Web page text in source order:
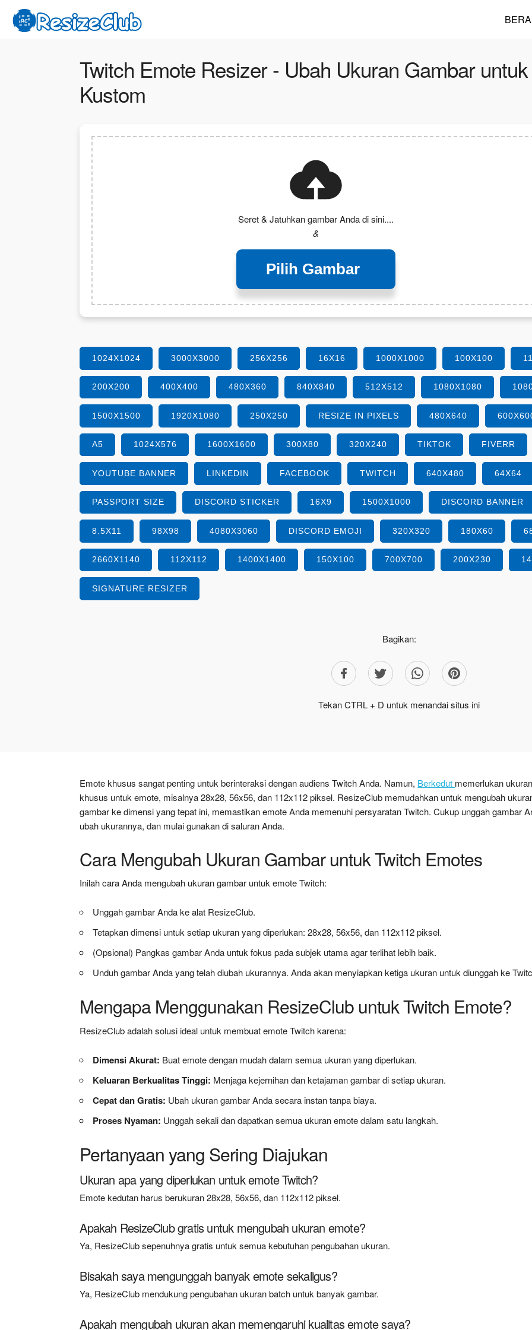
Twitch Emote Resizer - Ubah Ukuran Gambar
Kustom
Seret & Jatuhkan gambar Anda di sini....
&
Pilih Gambar
1024X1024 3000X3000 256X256 16X16 1000X1000 100X100
200X200 400X400 480X360 840X840 512X512 1080X1080
1500X1500 1920X1080 250X250 RESIZE IN PIXELS 480X640
A5 1024X576 1600X1600 300X80 320X240 TIKTOK FIVERR
YOUTUBE BANNER LINKEDIN FACEBOOK TWITCH 640X480 64X64
PASSPORT SIZE DISCORD STICKER 16X9 1500X1000 DISCORD BANNER
8.5X11 98X98 4080X3060 DISCORD EMOJI 320X320 180X60
2660X1140 112X112 1400X1400 150X100 700X700 200X230
SIGNATURE RESIZER
Bagikan:
Tekan CTRL + D untuk menandai situs ini
Emote khusus sangat penting untuk berinteraksi dengan audiens Twitch Anda. Namun, Berkedut memerlukan ukuran
khusus untuk emote, misalnya 28x28, 56x56, dan 112x112 piksel. ResizeClub memudahkan untuk mengubah
gambar ke dimensi yang tepat ini, memastikan emote Anda memenuhi persyaratan Twitch. Cukup unggah gambar
ubah ukurannya, dan mulai gunakan di saluran Anda.
Cara Mengubah Ukuran Gambar untuk Twitch Emotes
Inilah cara Anda mengubah ukuran gambar untuk emote Twitch:
Unggah gambar Anda ke alat ResizeClub.
Tetapkan dimensi untuk setiap ukuran yang diperlukan: 28x28, 56x56, dan 112x112 piksel.
(Opsional) Pangkas gambar Anda untuk fokus pada subjek utama agar terlihat lebih baik.
Unduh gambar Anda yang telah diubah ukurannya. Anda akan menyiapkan ketiga ukuran untuk diunggah ke
Mengapa Menggunakan ResizeClub untuk Twitch Emote?
ResizeClub adalah solusi ideal untuk membuat emote Twitch karena:
Dimensi Akurat: Buat emote dengan mudah dalam semua ukuran yang diperlukan.
Keluaran Berkualitas Tinggi: Menjaga kejernihan dan ketajaman gambar di setiap ukuran.
Cepat dan Gratis: Ubah ukuran gambar Anda secara instan tanpa biaya.
Proses Nyaman: Unggah sekali dan dapatkan semua ukuran emote dalam satu langkah.
Pertanyaan yang Sering Diajukan
Ukuran apa yang diperlukan untuk emote Twitch?
Emote kedutan harus berukuran 28x28, 56x56, dan 112x112 piksel.
Apakah ResizeClub gratis untuk mengubah ukuran emote?
Ya, ResizeClub sepenuhnya gratis untuk semua kebutuhan pengubahan ukuran.
Bisakah saya mengunggah banyak emote sekaligus?
Ya, ResizeClub mendukung pengubahan ukuran batch untuk banyak gambar.
Apakah mengubah ukuran akan memengaruhi kualitas emote saya?